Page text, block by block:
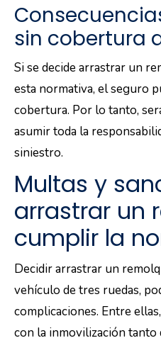
sin cobertura
Si se decide arrastrar un
esta normativa, el seguro
cobertura. Por lo tanto,
asumir toda la
siniestro.
Multas y
arrastrar un
cumplir la
Decidir arrastrar un
vehículo de tres ruedas,
complicaciones. Entre
con la inmovilización